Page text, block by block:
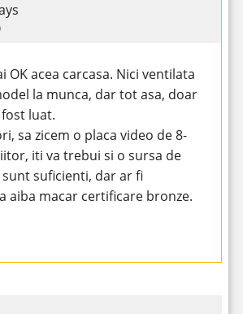
OK acea carcasa. Nici ventilata
la munca, dar tot asa, doar
luat.
sa zicem o placa video de 8-
iti va trebui si o sursa de
sunt suficienti, dar ar fi
aiba macar certificare bronze.